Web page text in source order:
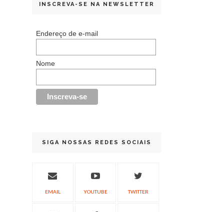
INSCREVA-SE NA NEWSLETTER
Endereço de e-mail
Nome
SIGA NOSSAS REDES SOCIAIS
EMAIL YOUTUBE TWITTER